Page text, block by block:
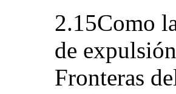
2.15Como
de
Fronteras